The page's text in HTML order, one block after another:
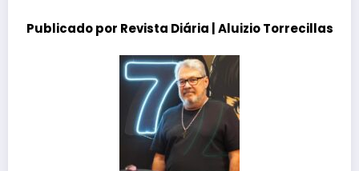
Publicado por Revista Diária | Aluizio Torrecillas